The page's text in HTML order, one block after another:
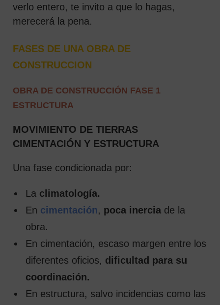
verlo entero, te invito a que lo hagas,
merecerá la pena.
FASES DE UNA OBRA DE
CONSTRUCCION
OBRA DE CONSTRUCCIÓN FASE 1
ESTRUCTURA
MOVIMIENTO DE TIERRAS
CIMENTACIÓN Y ESTRUCTURA
Una fase condicionada por:
La climatología.
En cimentación, poca inerciade la
obra.
En cimentación, escaso margen entre los
diferentes oficios, dificultad para su
coordinación.
En estructura, salvo incidencias como las